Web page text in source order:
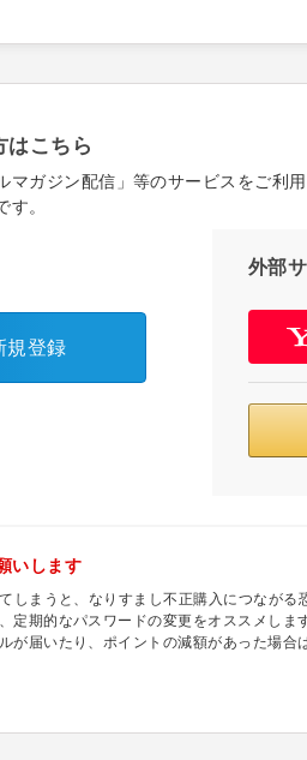
はこちら
マガジン配信」等のサービスをご利
。
規登録
外部
いします
まうと、なりすまし不正購入につながる
定期的なパスワードの変更をオススメし
が届いたり、ポイントの減額があった場